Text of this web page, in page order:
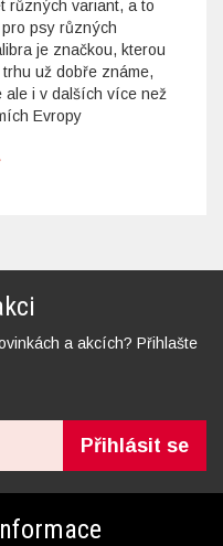
různých variant, a to
psy různých
je značkou, kterou
už dobře známe,
ale i v dalších více než
Evropy
a akcích? Přihlašte
Přihlásit se